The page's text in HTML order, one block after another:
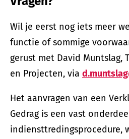
Wil je eerst nog iets meer
functie of sommige
gerust met David Muntslag,
en Projecten, via
Het aanvragen van een
Gedrag is een vast
indiensttredingsprocedure,